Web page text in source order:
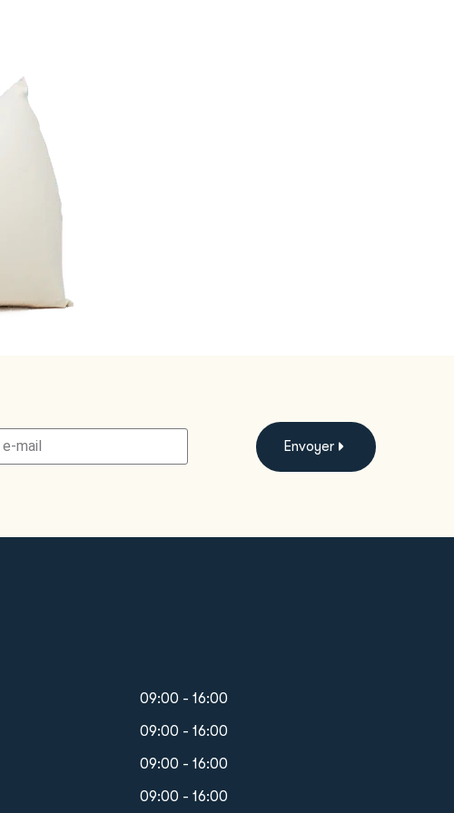
Envoyer
09:00 - 16:00
09:00 - 16:00
09:00 - 16:00
09:00 - 16:00